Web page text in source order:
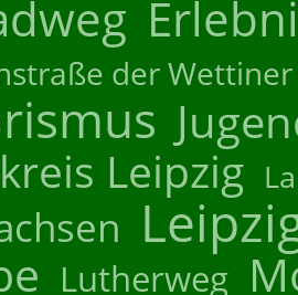
der Wettiner
Leipzig
Lutherweg